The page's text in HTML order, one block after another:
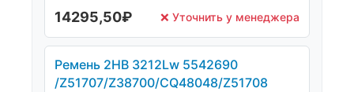
14295,50₽ ❌ Уточнить у менеджера
Ремень 2HB 3212Lw 5542690
/Z51707/Z38700/CQ48048/Z51708